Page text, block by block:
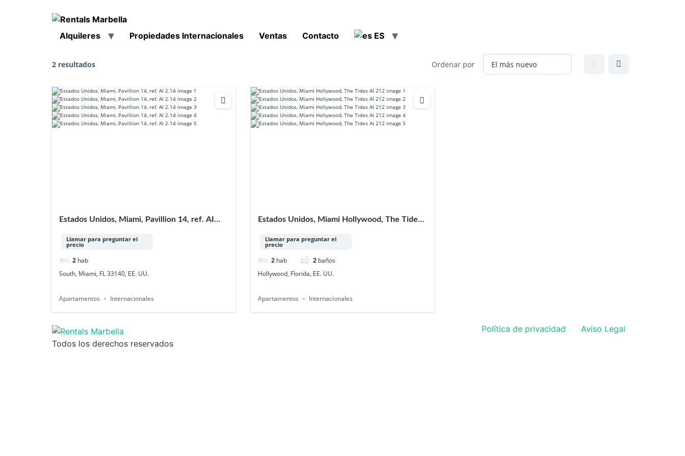
Alquileres Propiedades Internacionales Ventas Contacto ES
2 resultados Ordenar por
Estados Unidos, Miami, Pavillion 14, ref. AI
Llamar para preguntar el
precio
2 hab
South, Miami, FL 33140, EE. UU.
Apartamentos Internacionales
Estados Unidos, Miami Hollywood, The Tides
Llamar para preguntar el
precio
2 hab 2 baños
Hollywood, Florida, EE. UU.
Apartamentos Internacionales
Política de privacidad
Aviso Legal
Todos los derechos reservados